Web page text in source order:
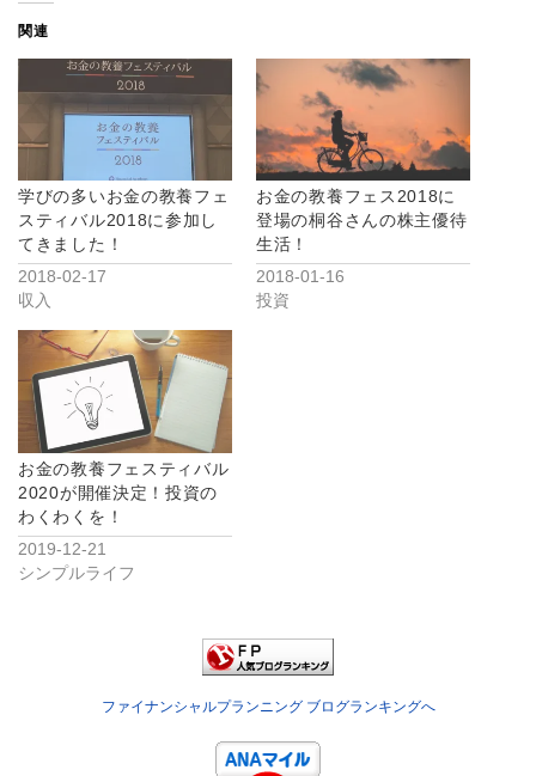
関連
学びの多いお金の教養フェ
スティバル2018に参加し
てきました！
2018-02-17
収入
お金の教養フェス2018に
登場の桐谷さんの株主優待
生活！
2018-01-16
投資
お金の教養フェスティバル
2020が開催決定！投資の
わくわくを！
2019-12-21
シンプルライフ
ファイナンシャルプランニング ブログランキングへ